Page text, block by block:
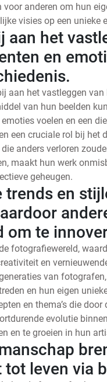
anderen om hun
visies op een unieke
aan het
en
aan het vastleggen
van hun beelden
voelen en een
een cruciale rol bij het
anders verloren
maakt hun werk
geheugen.
trends en
om te
fotografiewereld,
en
van
en hun eigen
en thema’s die
evolutie
en te groeien in hun
leven via